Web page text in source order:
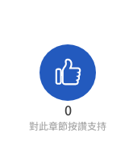
0
對此章節按讚支持